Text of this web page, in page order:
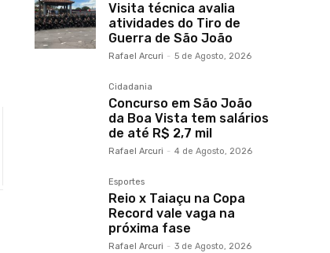
Visita técnica avalia
atividades do Tiro de
Guerra de São João
Rafael Arcuri - 5 de Agosto, 2026
Cidadania
Concurso em São João
da Boa Vista tem salários
de até R$ 2,7 mil
Rafael Arcuri - 4 de Agosto, 2026
Esportes
Reio x Taiaçu na Copa
Record vale vaga na
próxima fase
Rafael Arcuri - 3 de Agosto, 2026